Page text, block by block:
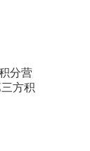
分营
方积